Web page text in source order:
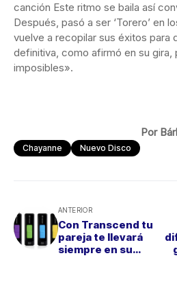
canción Este ritmo se baila así
Después, pasó a ser ‘Torero’ en
vuelve a recopilar sus éxitos para
definitiva, como afirmó en su gira,
imposibles».
Por
Chayanne Nuevo Disco
ANTERIOR
Con Transcend tu
pareja te llevará
siempre en su